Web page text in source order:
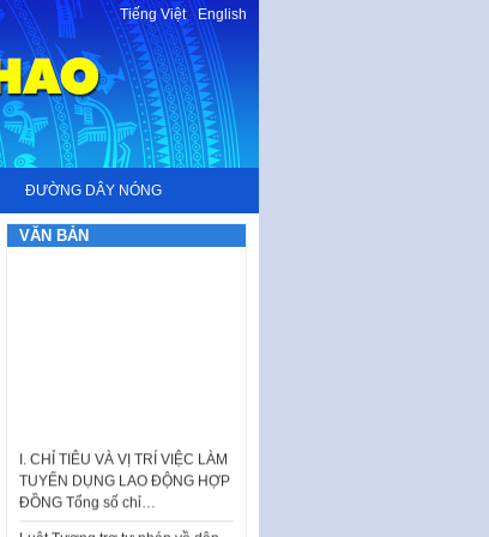
Tiếng Việt-English
ĐƯỜNG DÂY NÓNG
VĂN BẢN
I. CHỈ TIÊU VÀ VỊ TRÍ VIỆC LÀM
TUYỂN DỤNG LAO ĐỘNG HỢP
ĐỒNG Tổng số chỉ…